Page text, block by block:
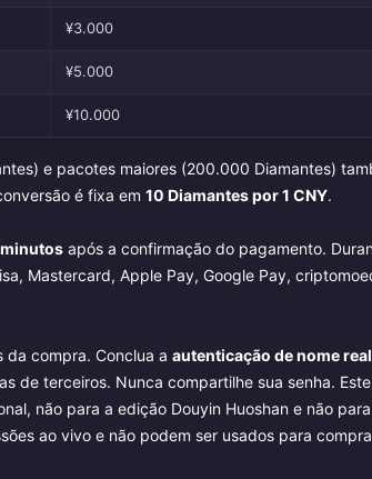
¥3.000
¥5.000
¥10.000
e pacotes maiores (200.000 Diamantes)
é fixa em 10 Diamantes por 1 CNY.
minutos após a confirmação do pagamento.
Mastercard, Apple Pay, Google Pay,
da compra. Conclua a autenticação de nome real
de terceiros. Nunca compartilhe sua senha.
não para a edição Douyin Huoshan e não
ao vivo e não podem ser usados para